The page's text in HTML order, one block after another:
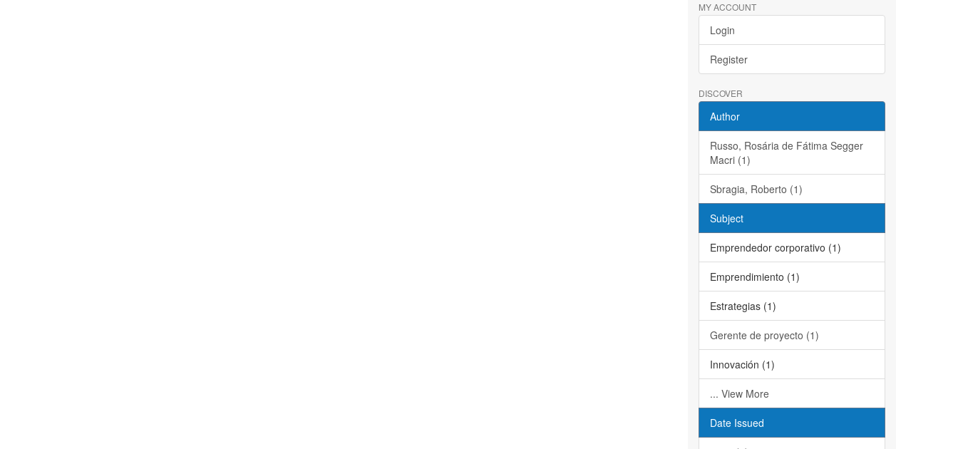
MY ACCOUNT
Login
Register
DISCOVER
Author
Russo, Rosária de Fátima Segger
Macri (1)
Sbragia, Roberto (1)
Subject
Emprendedor corporativo (1)
Emprendimiento (1)
Estrategias (1)
Gerente de proyecto (1)
Innovación (1)
... View More
Date Issued